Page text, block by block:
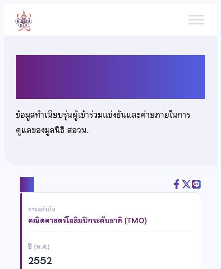
เนื้อหา
ข้อมูลทำเนียบรุ่นผู้เข้าร่วมแข่งขันและค่ายภายในการ
ดูแลของมูลนิธิ สอวน.
การแข่งขัน
คณิตศาสตร์โอลิมปิกระดับชาติ (TMO)
ปี (พ.ศ.)
2552